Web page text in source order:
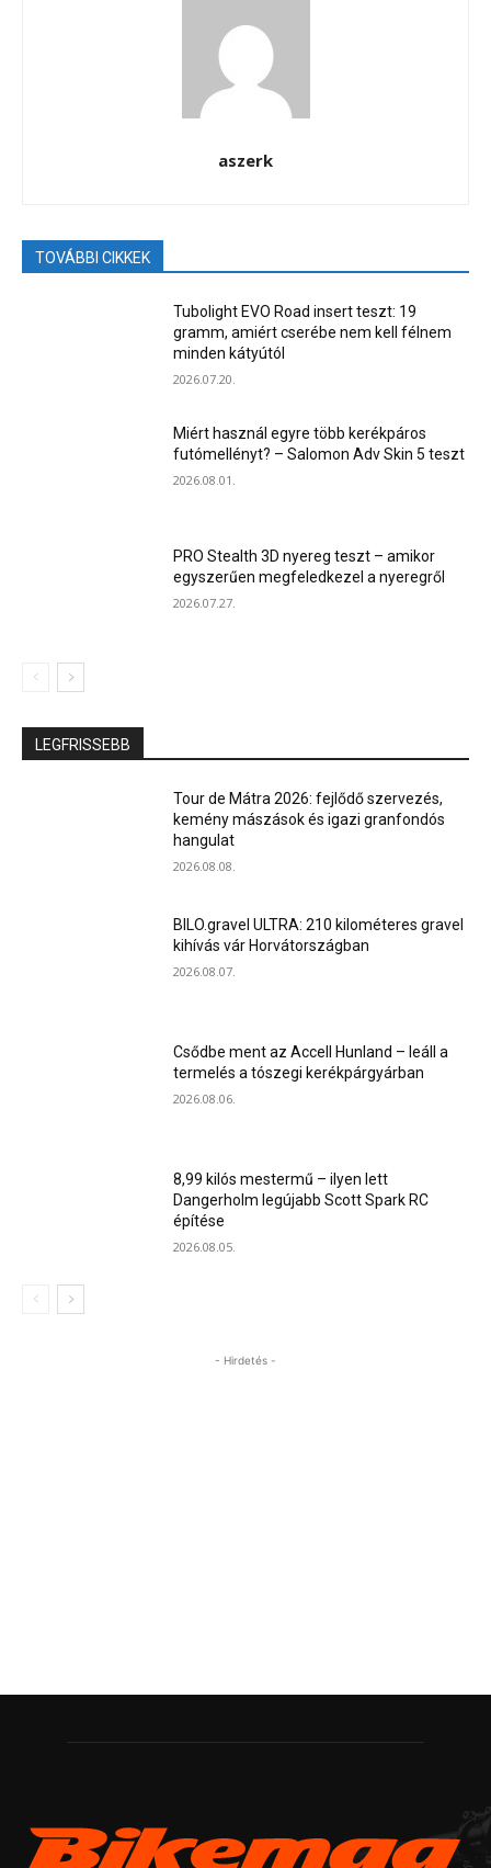
aszerk
TOVÁBBI CIKKEK
Tubolight EVO Road insert teszt: 19
gramm, amiért cserébe nem kell félnem
minden kátyútól
2026.07.20.
Miért használ egyre több kerékpáros
futómellényt? – Salomon Adv Skin 5 teszt
2026.08.01.
PRO Stealth 3D nyereg teszt – amikor
egyszerűen megfeledkezel a nyeregről
2026.07.27.
LEGFRISSEBB
Tour de Mátra 2026: fejlődő szervezés,
kemény mászások és igazi granfondós
hangulat
2026.08.08.
BILO.gravel ULTRA: 210 kilométeres gravel
kihívás vár Horvátországban
2026.08.07.
Csődbe ment az Accell Hunland – leáll a
termelés a tószegi kerékpárgyárban
2026.08.06.
8,99 kilós mestermű – ilyen lett
Dangerholm legújabb Scott Spark RC
építése
2026.08.05.
- Hirdetés -